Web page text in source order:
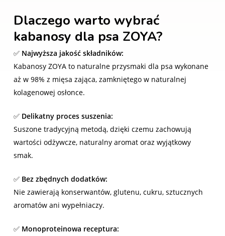
Dlaczego warto wybrać
kabanosy dla psa ZOYA?
✅Najwyższa jakość składników:
Kabanosy ZOYA to naturalne przysmaki dla psa wykonane
aż w 98% z mięsa zająca, zamkniętego w naturalnej
kolagenowej osłonce.
✅ Delikatny proces suszenia:
Suszone tradycyjną metodą, dzięki czemu zachowują
wartości odżywcze, naturalny aromat oraz wyjątkowy
smak.
✅ Bez zbędnych dodatków:
Nie zawierają konserwantów, glutenu, cukru, sztucznych
aromatów ani wypełniaczy.
✅Monoproteinowa receptura: